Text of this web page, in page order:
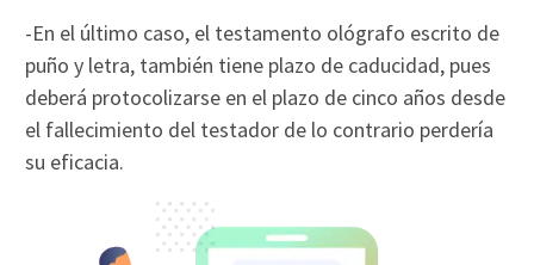
-En el último caso, el testamento ológrafo escrito de
puño y letra, también tiene plazo de caducidad, pues
deberá protocolizarse en el plazo de cinco años desde
el fallecimiento del testador de lo contrario perdería
su eficacia.